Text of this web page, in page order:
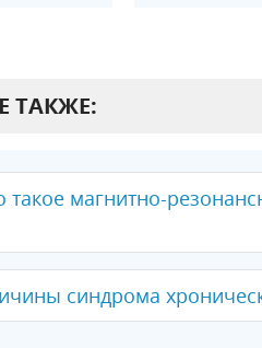
ТАКЖЕ:
такое магнитно-
cиндрома